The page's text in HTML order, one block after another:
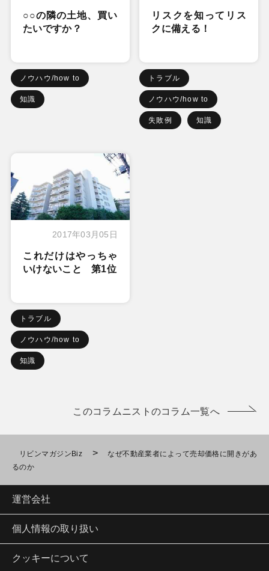
○○の隣の土地、買い
たいですか？
ノウハウ/how to
知識
リスクを知ってリス
クに備える！
トラブル
ノウハウ/how to
失敗例 知識
2017年03月05日
これだけはやっちゃ
いけないこと 第1位
トラブル
ノウハウ/how to
知識
このコラムニストのコラム一覧へ
リビンマガジンBiz >
なぜ不動産業者によって売却価格に開きがあ
るのか
運営会社
個人情報の取り扱い
クッキーについて